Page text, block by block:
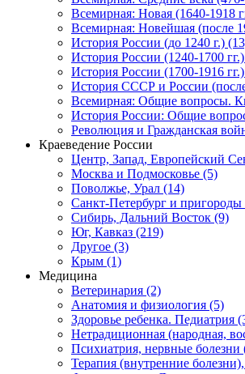
Всемирная: Новая (1640-1918
Всемирная: Новейшая (после
История России (до 1240 г.)
История России (1240-1700
История России (1700-1916
История СССР и России
Всемирная: Общие вопросы.
История России: Общие
Революция и Гражданская
Краеведение России
Центр, Запад, Европейский
Москва и Подмосковье (5)
Поволжье, Урал (14)
Санкт-Петербург и пригороды
Сибирь, Дальний Восток (9)
Юг, Кавказ (219)
Другое (3)
Крым (1)
Медицина
Ветеринария (2)
Анатомия и физиология (5)
Здоровье ребенка. Педиатрия
Нетрадиционная (народная,
Психиатрия, нервные болезни
Терапия (внутренние